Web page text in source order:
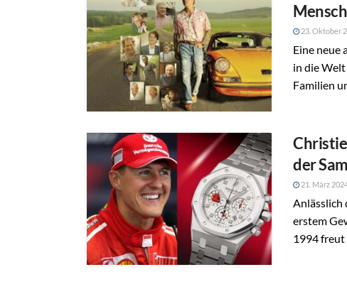
23. Oktober
Eine neue
in die
Familien
der
21. März
Anlässlich
erstem
1994 freut